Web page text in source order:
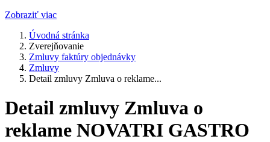
Zobraziť viac
Úvodná stránka
Zverejňovanie
Zmluvy faktúry objednávky
Zmluvy
Detail zmluvy Zmluva o reklame...
Detail zmluvy Zmluva o
reklame NOVATRI GASTRO